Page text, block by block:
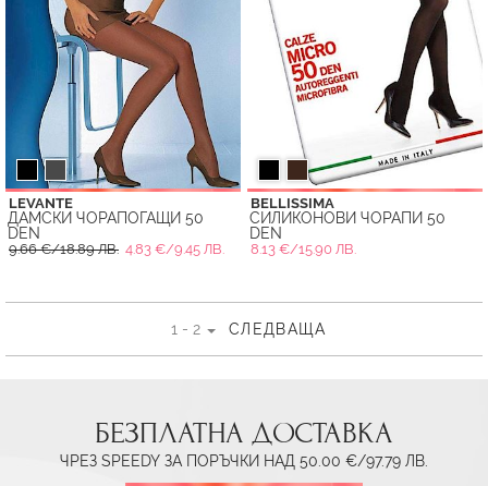
LEVANTE
ДАМСКИ ЧОРАПОГАЩИ 50
DEN
9.66 €/18.89 ЛВ. 4.83 €/9.45 ЛВ.
BELLISSIMA
СИЛИКОНОВИ ЧОРАПИ 50
DEN
8.13 €/15.90 ЛВ.
1 - 2 СЛЕДВАЩА
БЕЗПЛАТНА ДОСТАВКА
ЧРЕЗ SPEEDY ЗА ПОРЪЧКИ НАД 50.00 €/97.79 ЛВ.